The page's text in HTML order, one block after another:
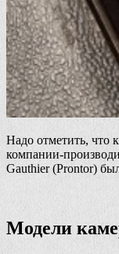
Надо отметить, что
компании-
Gauthier (Prontor)
Модели